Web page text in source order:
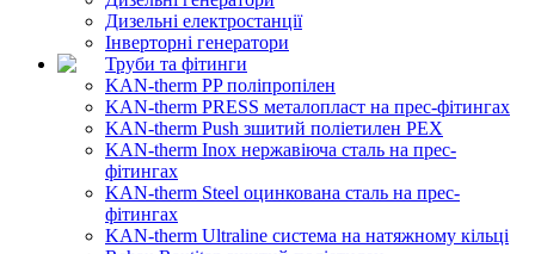
Дизельні електростанції
Інверторні генератори
Труби та фітинги
KAN-therm PP поліпропілен
KAN-therm PRESS металопласт на прес-фітингах
KAN-therm Push зшитий поліетилен PEX
KAN-therm Inox нержавіюча сталь на прес-
фітингах
KAN-therm Steel оцинкована сталь на прес-
фітингах
KAN-therm Ultraline система на натяжному кільці